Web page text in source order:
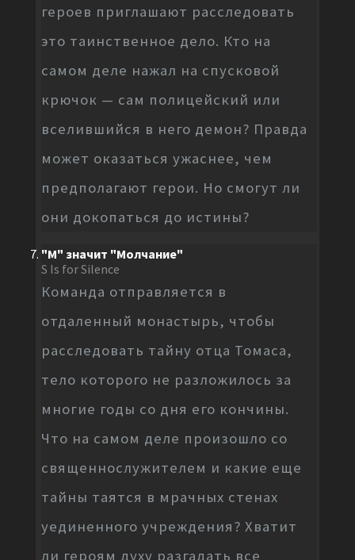
героев приглашают расследовать
это таинственное дело. Кто на
самом деле нажал на спусковой
крючок — сам полицейский или
вселившийся в него демон? Правда
может оказаться ужаснее, чем
предполагают герои. Но смогут ли
они докопаться до истины?
"М" значит "Молчание"
S Is for Silence
Команда отправляется в
отдаленный монастырь, чтобы
расследовать тайну отца Томаса,
тело которого не разложилось за
многие годы со дня его кончины.
Что на самом деле произошло со
священнослужителем и какие еще
тайны таятся в мрачных стенах
уединенного учреждения? Хватит
ли героям духу разгадать все